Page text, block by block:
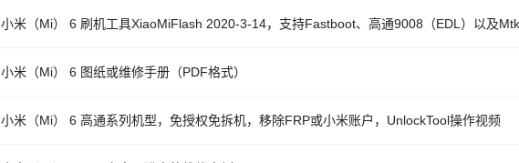
小米（Mi） 6 刷机工具XiaoMiFlash 2020-3-14，支持Fastboot、高通9008（EDL）以及Mtk
小米（Mi） 6 图纸或维修手册（PDF格式）
小米（Mi） 6 高通系列机型，免授权免拆机，移除FRP或小米账户，UnlockTool操作视频